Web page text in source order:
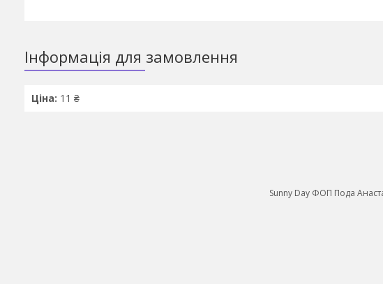
Інформація для замовлення
Ціна: 11 ₴